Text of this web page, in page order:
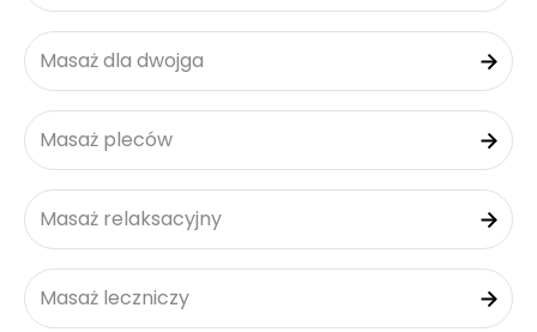
Masaż dla dwojga
Masaż pleców
Masaż relaksacyjny
Masaż leczniczy